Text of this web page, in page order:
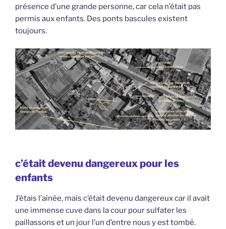
présence d’une grande personne, car cela n’était pas
permis aux enfants. Des ponts bascules existent
toujours.
c’était devenu dangereux pour les
enfants
J’étais l’aînée, mais c’était devenu dangereux car il avait
une immense cuve dans la cour pour sulfater les
paillassons et un jour l’un d’entre nous y est tombé.